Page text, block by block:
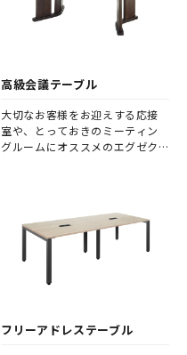
高級会議テーブル
大切なお客様をお迎えする応接
室や、とっておきのミーティン
グルームにオススメのエグゼク
フリーアドレステーブル